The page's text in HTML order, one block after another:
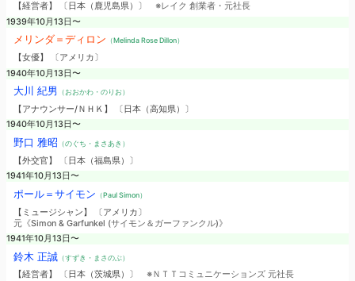
【経営者】 〔日本（鹿児島県）〕 ※レイク 創業者・元社長
1939年10月13日〜
メリンダ＝ディロン （Melinda Rose Dillon）
【女優】 〔アメリカ〕
1940年10月13日〜
大川 紀男 （おおかわ・のりお）
【アナウンサー/ＮＨＫ】 〔日本（高知県）〕
1940年10月13日〜
野口 雅昭 （のぐち・まさあき）
【外交官】 〔日本（福島県）〕
1941年10月13日〜
ポール＝サイモン （Paul Simon）
【ミュージシャン】 〔アメリカ〕
元《Simon & Garfunkel (サイモン＆ガーファンクル)》
1941年10月13日〜
鈴木 正誠（すずき・まさのぶ）
【経営者】 〔日本（茨城県）〕 ※ＮＴＴコミュニケーションズ 元社長